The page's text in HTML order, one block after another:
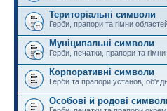
Територіальні символи
Герби, прапори та гімни
Муніципальні символи
Герби, печатки, прапори та гімни
Корпоративні символи
Герби та прапори установ,
Особові й родові